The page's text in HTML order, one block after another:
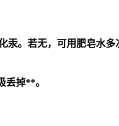
。若无，可用肥皂水多
丢掉**。